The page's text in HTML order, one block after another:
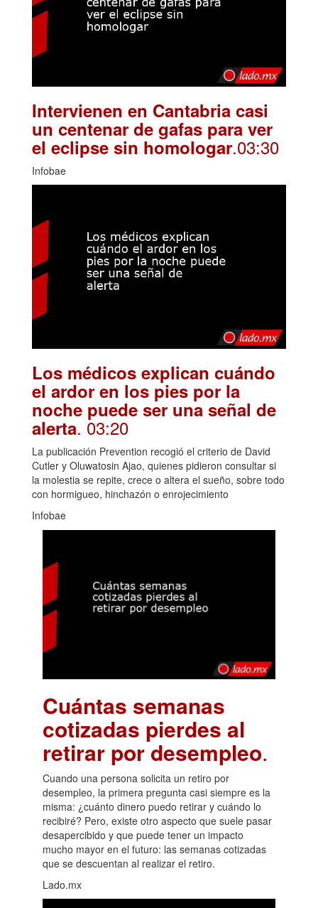
Intervienen en Cantabria casi
un centenar de gafas para ver
el eclipse sin homologar.03:30
Infobae
Los médicos explican cuándo
el ardor en los pies por la
noche puede ser una señal de
alerta. 03:20
La publicación Prevention recogió el criterio de David
Cutler y Oluwatosin Ajao, quienes pidieron consultar si
la molestia se repite, crece o altera el sueño, sobre todo
con hormigueo, hinchazón o enrojecimiento
Infobae
Cuántas semanas
cotizadas pierdes al
retirar por desempleo.
Cuando una persona solicita un retiro por
desempleo, la primera pregunta casi siempre es la
misma: ¿cuánto dinero puedo retirar y cuándo lo
recibiré? Pero, existe otro aspecto que suele pasar
desapercibido y que puede tener un impacto
mucho mayor en el futuro: las semanas cotizadas
que se descuentan al realizar el retiro.
Lado.mx